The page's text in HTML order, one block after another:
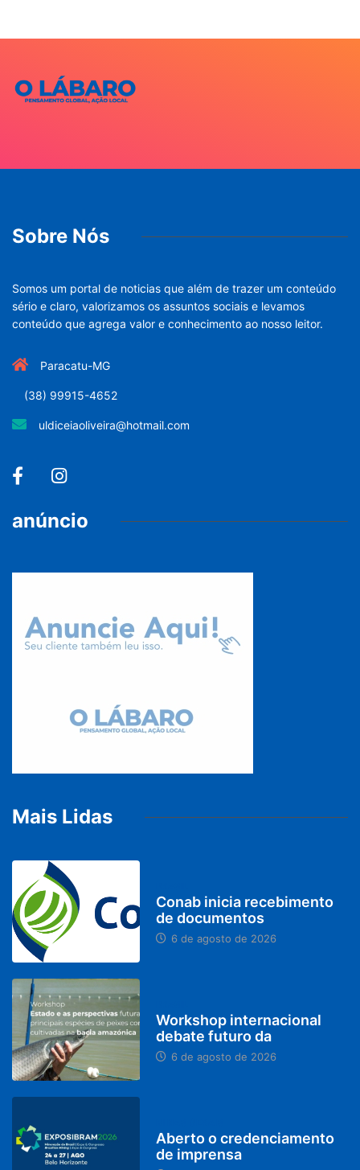
Sobre Nós
Somos um portal de noticias que além de trazer um conteúdo
sério e claro, valorizamos os assuntos sociais e levamos
conteúdo que agrega valor e conhecimento ao nosso leitor.
Paracatu-MG
(38) 99915-4652
uldiceiaoliveira@hotmail.com
anúncio
Mais Lidas
Conab inicia recebimento
de documentos
6 de agosto de 2026
Workshop internacional
debate futuro da
6 de agosto de 2026
Aberto o credenciamento
de imprensa